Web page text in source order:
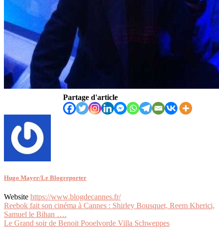
Partage d'article
Hugo Mayer/Le Blogreporter
Website https://www.blogdecannes.fr/
Navigation
de
Reebok fait son cinéma à Cannes : Shirley Bousquet, Reem Kherici,
Samuel le Bihan ….
Le Grand soir de Benoit Pooelvorde Villa Schweppes